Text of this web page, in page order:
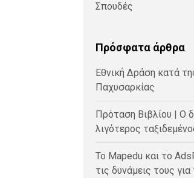
Σπουδές
Πρόσφατα άρθρα
Εθνική Δράση κατά
Παχυσαρκίας
Πρόταση Βιβλίου | Ο
λιγότερος
Το Mapedu και το
τις δυνάμεις τους για